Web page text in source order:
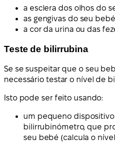
a esclera dos olhos do
as gengivas do seu bebé
a cor da urina ou das
Teste de bilirrubina
Se se suspeitar que o seu
necessário testar o nível de
Isto pode ser feito usando:
um pequeno
bilirrubinómetro, que
seu bebé (calcula o